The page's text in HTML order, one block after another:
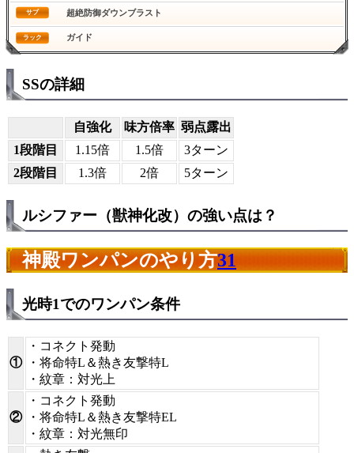
サブ 超絶防御ダウンブラスト
ラック ガイド
SSの詳細
自強化 味方倍率 弱点露出
1段階目
1.15倍 1.5倍
3ターン
2段階目
1.3倍 2倍 5ターン
ルシファー（獣神化改）の強い点は？
神殿ワンパンのやり方31
光時1でのワンパン条件
①
・コネクト発動
・将命特L＆熱き友撃特L
・紋章：対光上
②
・コネクト発動
・将命特L＆熱き友撃特EL
・紋章：対光無印